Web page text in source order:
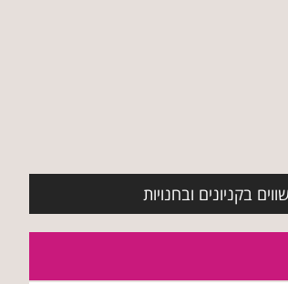
בקניונים ובחנויות